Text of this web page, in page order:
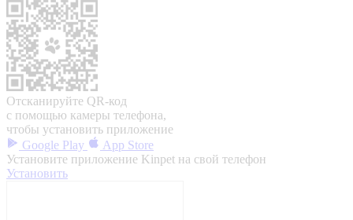
Отсканируйте QR-код
с помощью камеры телефона,
чтобы установить приложение
Google Play
App Store
Установите приложение Kinpet на свой телефон
Установить